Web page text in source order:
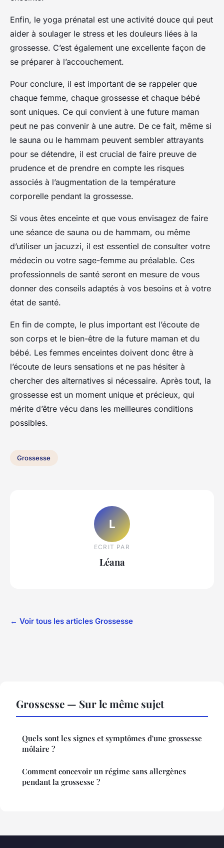
Enfin, le yoga prénatal est une activité douce qui peut
aider à soulager le stress et les douleurs liées à la
grossesse. C’est également une excellente façon de
se préparer à l’accouchement.
Pour conclure, il est important de se rappeler que
chaque femme, chaque grossesse et chaque bébé
sont uniques. Ce qui convient à une future maman
peut ne pas convenir à une autre. De ce fait, même si
le sauna ou le hammam peuvent sembler attrayants
pour se détendre, il est crucial de faire preuve de
prudence et de prendre en compte les risques
associés à l’augmentation de la température
corporelle pendant la grossesse.
Si vous êtes enceinte et que vous envisagez de faire
une séance de sauna ou de hammam, ou même
d’utiliser un jacuzzi, il est essentiel de consulter votre
médecin ou votre sage-femme au préalable. Ces
professionnels de santé seront en mesure de vous
donner des conseils adaptés à vos besoins et à votre
état de santé.
En fin de compte, le plus important est l’écoute de
son corps et le bien-être de la future maman et du
bébé. Les femmes enceintes doivent donc être à
l’écoute de leurs sensations et ne pas hésiter à
chercher des alternatives si nécessaire. Après tout, la
grossesse est un moment unique et précieux, qui
mérite d’être vécu dans les meilleures conditions
possibles.
Grossesse
L
ECRIT PAR
Léana
← Voir tous les articles Grossesse
Grossesse — Sur le même sujet
Quels sont les signes et symptômes d'une grossesse
môlaire ?
Comment concevoir un régime sans allergènes
pendant la grossesse ?